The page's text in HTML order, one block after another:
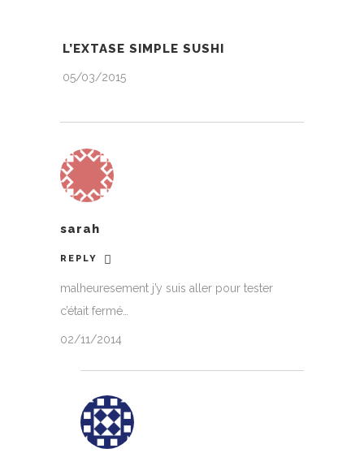
L’EXTASE SIMPLE SUSHI
05/03/2015
sarah
REPLY
malheuresement j’y suis aller pour tester
c’était fermé…
02/11/2014